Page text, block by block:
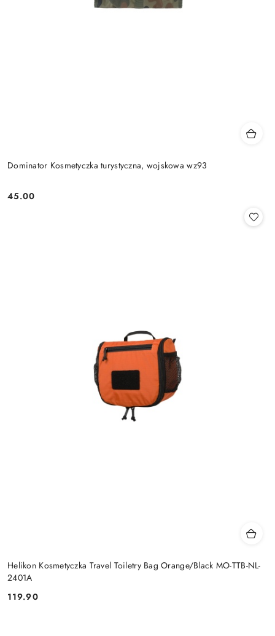
Dominator Kosmetyczka turystyczna, wojskowa wz93
Cena:
45.00
Helikon Kosmetyczka Travel Toiletry Bag Orange/Black MO-TTB-NL-
2401A
Cena:
119.90